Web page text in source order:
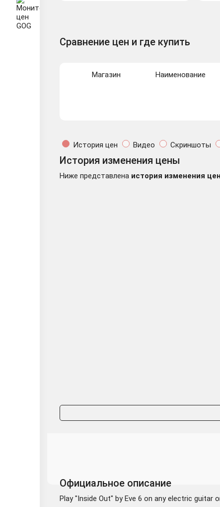
Сравнение цен и где купить
Магазин Наименование
История цен Видео Скриншоты
История изменения цены
Ниже представлена история изменения
Официальное описание
Play "Inside Out" by Eve 6 on any electric guitar